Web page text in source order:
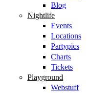
Blog
Nightlife
Events
Locations
Partypics
Charts
Tickets
Playground
Webstuff